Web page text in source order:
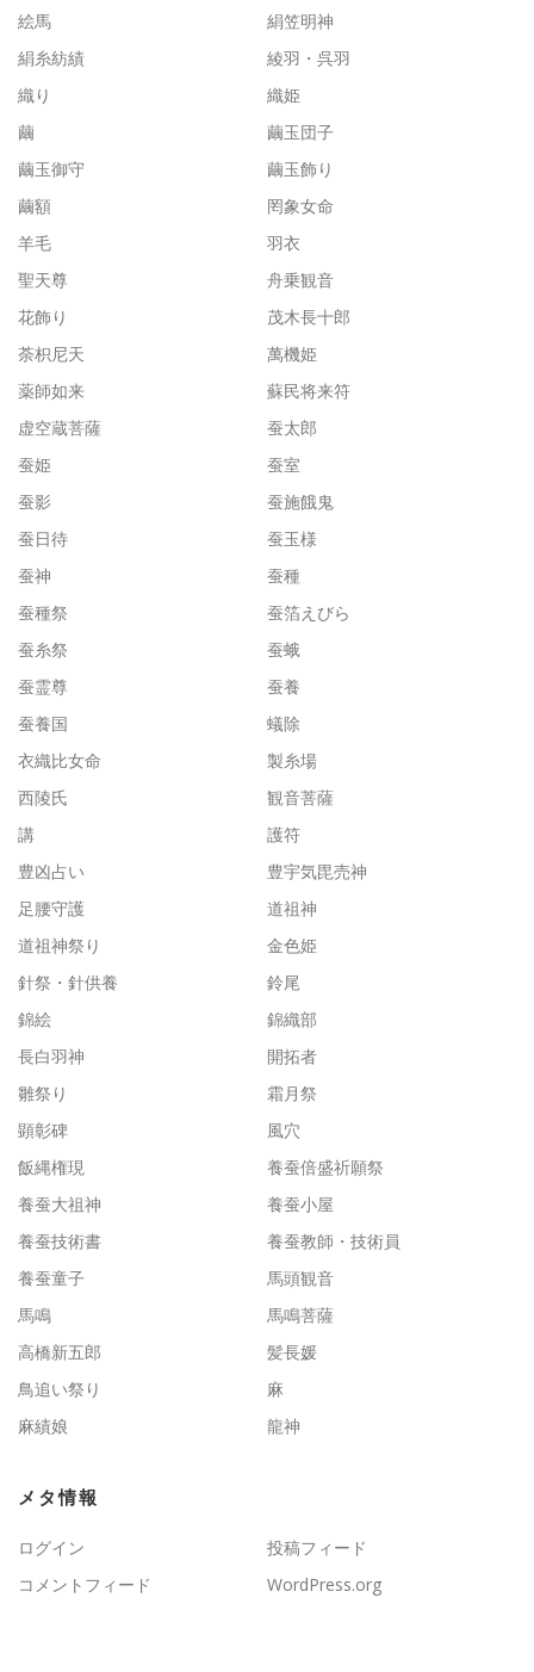
絵馬
絹笠明神
絹糸紡績
綾羽・呉羽
織り
織姫
繭
繭玉団子
繭玉御守
繭玉飾り
繭額
罔象女命
羊毛
羽衣
聖天尊
舟乗観音
花飾り
茂木長十郎
荼枳尼天
萬機姫
薬師如来
蘇民将来符
虚空蔵菩薩
蚕太郎
蚕姫
蚕室
蚕影
蚕施餓鬼
蚕日待
蚕玉様
蚕神
蚕種
蚕種祭
蚕箔えびら
蚕糸祭
蚕蛾
蚕霊尊
蚕養
蚕養国
蟻除
衣織比女命
製糸場
西陵氏
観音菩薩
講
護符
豊凶占い
豊宇気毘売神
足腰守護
道祖神
道祖神祭り
金色姫
針祭・針供養
鈴尾
錦絵
錦織部
長白羽神
開拓者
雛祭り
霜月祭
顕彰碑
風穴
飯縄権現
養蚕倍盛祈願祭
養蚕大祖神
養蚕小屋
養蚕技術書
養蚕教師・技術員
養蚕童子
馬頭観音
馬鳴
馬鳴菩薩
高橋新五郎
髪長媛
鳥追い祭り
麻
麻績娘
龍神
メタ情報
ログイン
投稿フィード
コメントフィード
WordPress.org